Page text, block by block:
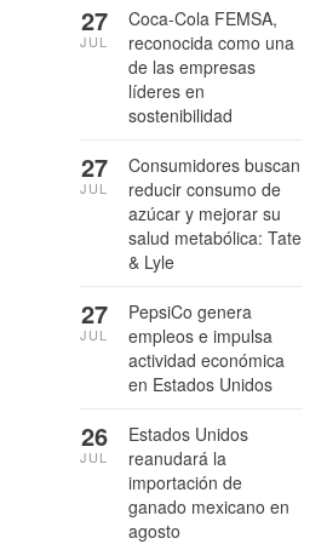
Coca-Cola FEMSA,
reconocida como una
de las empresas
líderes en
sostenibilidad
27
JUL
Consumidores buscan
reducir consumo de
azúcar y mejorar su
salud metabólica: Tate
& Lyle
27
JUL
PepsiCo genera
empleos e impulsa
actividad económica
en Estados Unidos
27
JUL
Estados Unidos
reanudará la
importación de
ganado mexicano en
agosto
26
JUL